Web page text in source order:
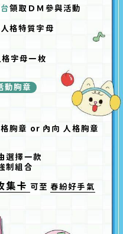
領取ＤＭ參與活動
格特質字母
字母一枚
動胸章
胸章 or 內向 人格胸章
選擇一款
制組合
集卡 可至春紛好手氣